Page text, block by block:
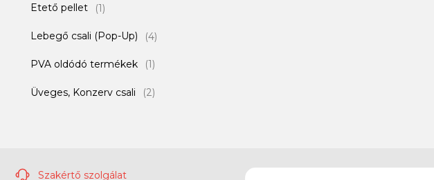
Etető pellet (1)
Lebegő csali (Pop-Up) (4)
PVA oldódó termékek (1)
Üveges, Konzerv csali (2)
Szakértő szolgálat